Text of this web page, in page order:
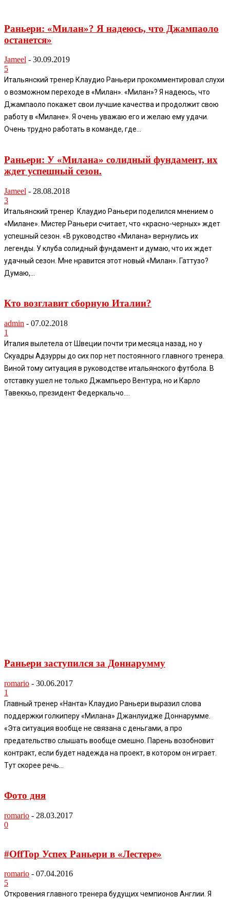
Раньери: «Милан»? Я надеюсь, что Джампаоло
останется»
Jameel - 30.09.2019
5
Итальянский тренер Клаудио Раньери прокомментировал слухи
о возможном переходе в «Милан». «Милан»? Я надеюсь, что
Джампаоло покажет свои лучшие качества и продолжит свою
работу в «Милане». Я очень уважаю его и желаю ему удачи.
Очень трудно работать в команде, где...
Раньери: У «Милана» солидный фундамент, их
ждет успешный сезон.
Jameel - 28.08.2018
3
Итальянский тренер Клаудио Раньери поделился мнением о
«Милане». Мистер Раньери считает, что «красно-черных» ждет
успешный сезон. «В руководство «Милана» вернулись их
легенды. У клуба солидный фундамент и думаю, что их ждет
удачный сезон. Мне нравится этот новый «Милан». Гаттузо?
Думаю,...
Кто возглавит сборную Италии?
admin - 07.02.2018
1
Италия вылетела от Швеции почти три месяца назад, но у
Скуадры Адзурры до сих пор нет постоянного главного тренера.
Виной тому ситуация в руководстве итальянского футбола. В
отставку ушел не только Джампьеро Вентура, но и Карло
Тавеккьо, президент Федеркальчо....
Раньери заступился за Доннарумму
romario - 30.06.2017
1
Главный тренер «Нанта» Клаудио Раньери выразил слова
поддержки голкиперу «Милана» Джанлуидже Доннарумме.
«Эта ситуация вообще не связана с деньгами, а про
предательство слышать вообще смешно. Парень возобновит
контракт, если будет надежда на проект, в котором он играет.
Тут скорее речь...
Фото дня
romario - 28.03.2017
0
#OffTop Успех Раньери в «Лестере»
romario - 07.04.2016
5
Откровения главного тренера будущих чемпионов Англии. Я